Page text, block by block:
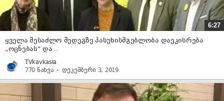
6:27
ყველა შესაძლო შედეგზე პასუხისმგებლობა დაეკისრება
„ოცნებას“ და...
TVkavkasia
770 ნახვა
დეკემბერი 3, 2019